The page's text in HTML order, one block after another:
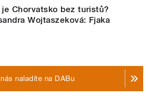
je Chorvatsko bez turistů?
Wojtaszeková: Fjaka
naladíte na DABu